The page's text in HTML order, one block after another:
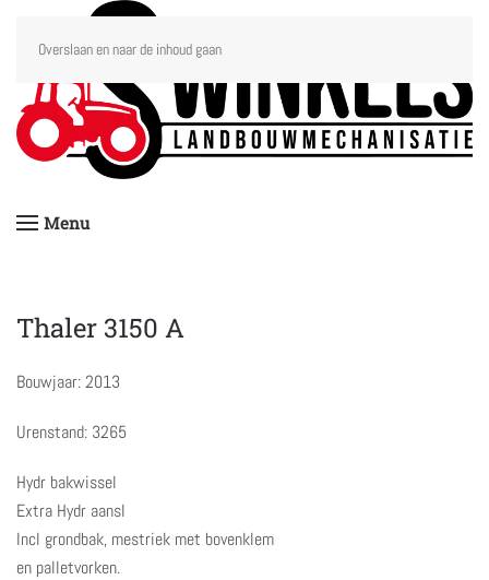
Overslaan en naar de inhoud gaan
Menu
Thaler 3150 A
Bouwjaar: 2013
Urenstand: 3265
Hydr bakwissel
Extra Hydr aansl
Incl grondbak, mestriek met bovenklem
en palletvorken.